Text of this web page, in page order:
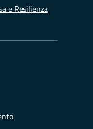
e Resilienza